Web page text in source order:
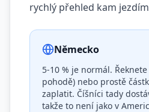
rychlý přehled kam
Německo
5-10 % je normál.
pohodě) nebo prostě
zaplatit. Číšníci tady
takže to není jako v